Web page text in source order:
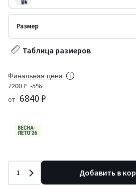
Размер
Таблица размеров
Финальная цена
7200 ₽ -5%
от 6840 ₽
Количество
1 Добавить в